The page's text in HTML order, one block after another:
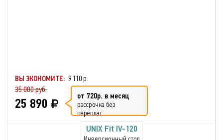
ВЫ ЭКОНОМИТЕ: 9 110 р.
35 000 руб.
25 890 от 720р. в месяц
рассрочка без
переплат
UNIX Fit IV-120